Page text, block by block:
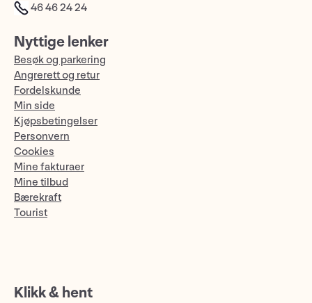
46 46 24 24
Nyttige lenker
Besøk og parkering
Angrerett og retur
Fordelskunde
Min side
Kjøpsbetingelser
Personvern
Cookies
Mine fakturaer
Mine tilbud
Bærekraft
Tourist
Klikk & hent